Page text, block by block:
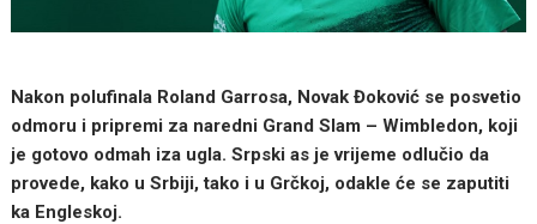
Nakon polufinala Roland Garrosa, Novak Đoković se posvetio
odmoru i pripremi za naredni Grand Slam – Wimbledon, koji
je gotovo odmah iza ugla. Srpski as je vrijeme odlučio da
provede, kako u Srbiji, tako i u Grčkoj, odakle će se zaputiti
ka Engleskoj.